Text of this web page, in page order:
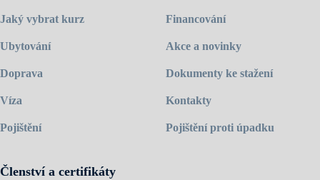
nejnovější techniku. Celé jedno patro školy je zázemím pro studenty,
Pestrý program aktivit vám umožní poznat pravé Irsko a místní
English a držiteli certifikátu ISO 9001.
Navštivte
Jaký vybrat kurz
Ubytování
Doprava
Víza
Pojištění
Financování
Akce a novinky
Dokumenty ke stažení
Kontakty
Pojištění proti úpadku
Členství a certifikáty